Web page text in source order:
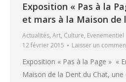
Exposition « Pas à la
et mars à la Maison de
Actualités, Art, Culture, Evenementiel
12 février 2015
Laisser un
Exposition « Pas à la Page » «
Maison de la Dent du Chat,